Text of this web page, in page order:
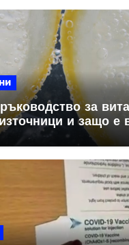
за
и защо е
система